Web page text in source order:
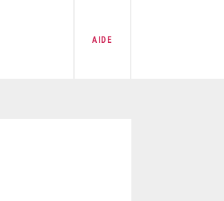
AIDE